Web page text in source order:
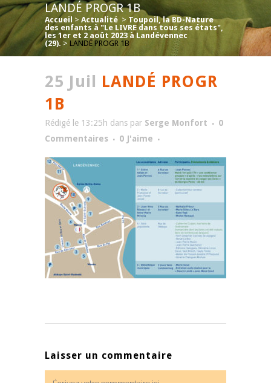
LANDÉ PROGR 1B
Accueil > Actualité > Toupoil, la BD-Nature
des enfants à "Le LIVRE dans tous ses états",
les 1er et 2 août 2023 à Landévennec
(29). > LANDÉ PROGR 1B
25 Juil LANDÉ PROGR
1B
Rédigé le 13:25h dans par Serge Monfort
0
Commentaires
0 J'aime
Laisser un commentaire